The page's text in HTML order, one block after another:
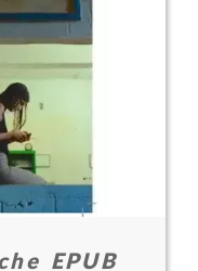
EPUB